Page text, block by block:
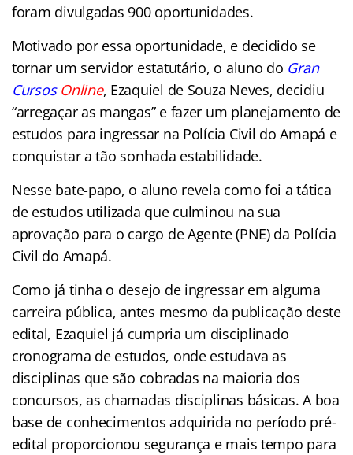
foram divulgadas 900 oportunidades.
Motivado por essa oportunidade, e decidido se
tornar um servidor estatutário, o aluno do Gran
Cursos Online, Ezaquiel de Souza Neves, decidiu
“arregaçar as mangas” e fazer um planejamento de
estudos para ingressar na Polícia Civil do Amapá e
conquistar a tão sonhada estabilidade.
Nesse bate-papo, o aluno revela como foi a tática
de estudos utilizada que culminou na sua
aprovação para o cargo de Agente (PNE) da Polícia
Civil do Amapá.
Como já tinha o desejo de ingressar em alguma
carreira pública, antes mesmo da publicação deste
edital, Ezaquiel já cumpria um disciplinado
cronograma de estudos, onde estudava as
disciplinas que são cobradas na maioria dos
concursos, as chamadas disciplinas básicas. A boa
base de conhecimentos adquirida no período pré-
edital proporcionou segurança e mais tempo para